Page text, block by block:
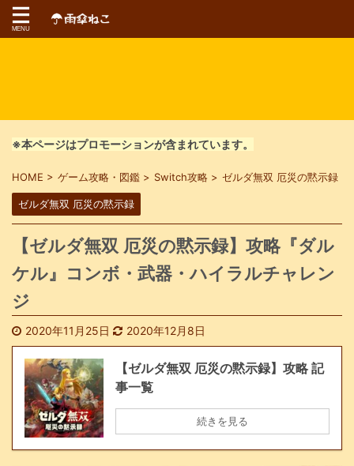
※本ページはプロモーションが含まれています。
HOME > ゲーム攻略・図鑑 > Switch攻略 > ゼルダ無双 厄災の黙示録
ゼルダ無双 厄災の黙示録
【ゼルダ無双 厄災の黙示録】攻略『ダル
ケル』コンボ・武器・ハイラルチャレン
ジ
2020年11月25日 2020年12月8日
【ゼルダ無双 厄災の黙示録】攻略 記
事一覧
続きを見る